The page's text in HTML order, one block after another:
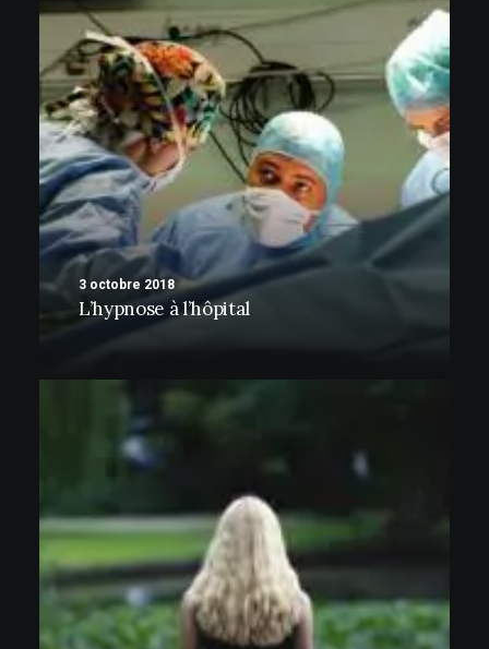
3 octobre 2018
L’hypnose à l’hôpital